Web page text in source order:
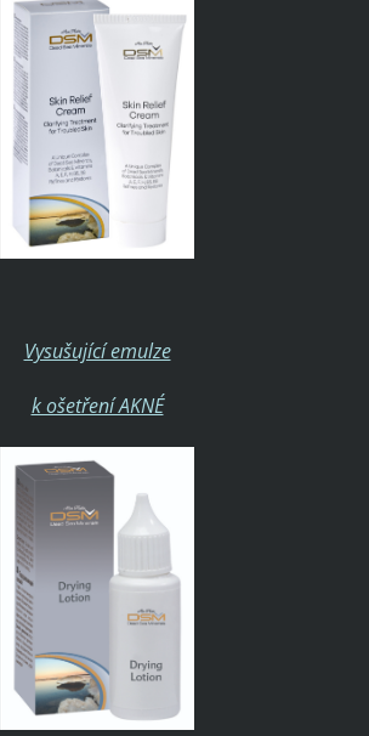
Vysušující emulze
k ošetření AKNÉ